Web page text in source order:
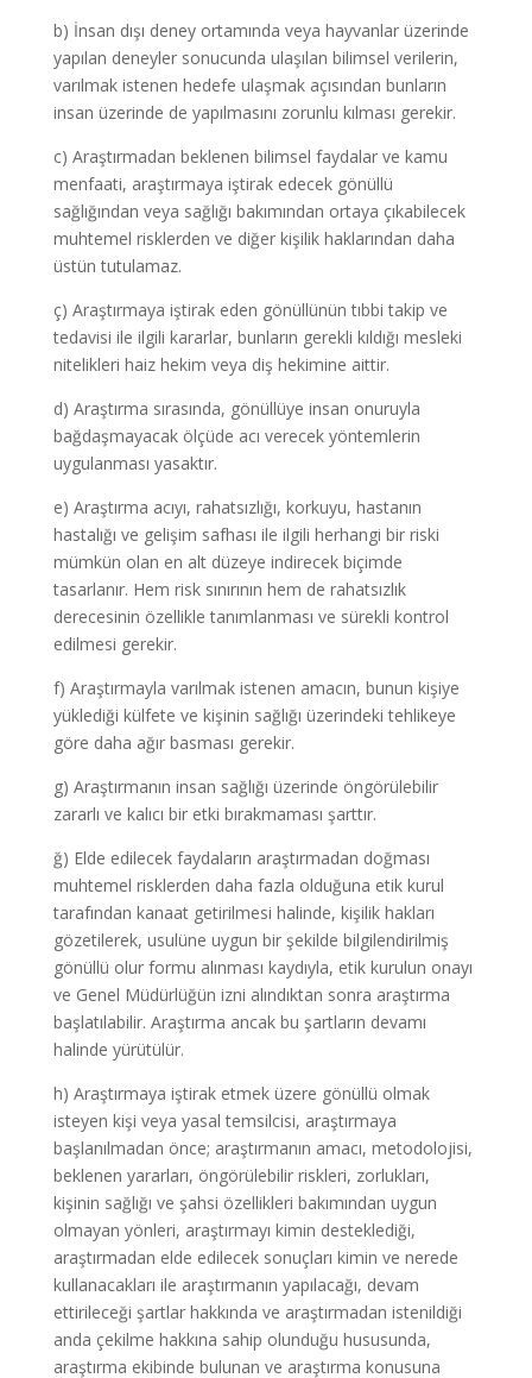
b) İnsan dışı deney ortamında veya hayvanlar üzerinde
yapılan deneyler sonucunda ulaşılan bilimsel verilerin,
varılmak istenen hedefe ulaşmak açısından bunların
insan üzerinde de yapılmasını zorunlu kılması gerekir.
c) Araştırmadan beklenen bilimsel faydalar ve kamu
menfaati, araştırmaya iştirak edecek gönüllü
sağlığından veya sağlığı bakımından ortaya çıkabilecek
muhtemel risklerden ve diğer kişilik haklarından daha
üstün tutulamaz.
ç) Araştırmaya iştirak eden gönüllünün tıbbi takip ve
tedavisi ile ilgili kararlar, bunların gerekli kıldığı mesleki
nitelikleri haiz hekim veya diş hekimine aittir.
d) Araştırma sırasında, gönüllüye insan onuruyla
bağdaşmayacak ölçüde acı verecek yöntemlerin
uygulanması yasaktır.
e) Araştırma acıyı, rahatsızlığı, korkuyu, hastanın
hastalığı ve gelişim safhası ile ilgili herhangi bir riski
mümkün olan en alt düzeye indirecek biçimde
tasarlanır. Hem risk sınırının hem de rahatsızlık
derecesinin özellikle tanımlanması ve sürekli kontrol
edilmesi gerekir.
f) Araştırmayla varılmak istenen amacın, bunun kişiye
yüklediği külfete ve kişinin sağlığı üzerindeki tehlikeye
göre daha ağır basması gerekir.
g) Araştırmanın insan sağlığı üzerinde öngörülebilir
zararlı ve kalıcı bir etki bırakmaması şarttır.
ğ) Elde edilecek faydaların araştırmadan doğması
muhtemel risklerden daha fazla olduğuna etik kurul
tarafından kanaat getirilmesi halinde, kişilik hakları
gözetilerek, usulüne uygun bir şekilde bilgilendirilmiş
gönüllü olur formu alınması kaydıyla, etik kurulun onayı
ve Genel Müdürlüğün izni alındıktan sonra araştırma
başlatılabilir. Araştırma ancak bu şartların devamı
halinde yürütülür.
h) Araştırmaya iştirak etmek üzere gönüllü olmak
isteyen kişi veya yasal temsilcisi, araştırmaya
başlanılmadan önce; araştırmanın amacı, metodolojisi,
beklenen yararları, öngörülebilir riskleri, zorlukları,
kişinin sağlığı ve şahsi özellikleri bakımından uygun
olmayan yönleri, araştırmayı kimin desteklediği,
araştırmadan elde edilecek sonuçları kimin ve nerede
kullanacakları ile araştırmanın yapılacağı, devam
ettirileceği şartlar hakkında ve araştırmadan istenildiği
anda çekilme hakkına sahip olunduğu hususunda,
araştırma ekibinde bulunan ve araştırma konusuna